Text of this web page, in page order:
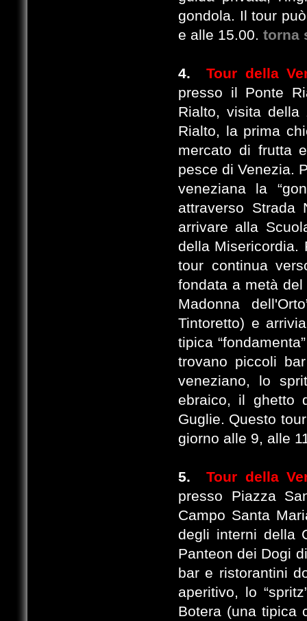
gondola. Il tour
e alle 15.00. torna
4.Tour della
presso il Ponte
Rialto, visita
Rialto, la prima
mercato di frutta
pesce di Venezia.
veneziana la
attraverso Strada
arrivare alla
della Misericordia.
tour continua
fondata a metà
Madonna
Tintoretto) e
tipica
trovano piccoli
veneziano, lo
ebraico, il ghetto
Guglie. Questo
giorno alle 9, alle
5.Tour della
presso Piazza
Campo Santa
degli interni della
Panteon dei Dogi
bar e ristorantini
aperitivo, lo
Botera (una tipica